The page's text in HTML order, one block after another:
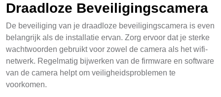
Draadloze Beveiligingscamera
De beveiliging van je draadloze beveiligingscamera is even
belangrijk als de installatie ervan. Zorg ervoor dat je sterke
wachtwoorden gebruikt voor zowel de camera als het wifi-
netwerk. Regelmatig bijwerken van de firmware en software
van de camera helpt om veiligheidsproblemen te
voorkomen.